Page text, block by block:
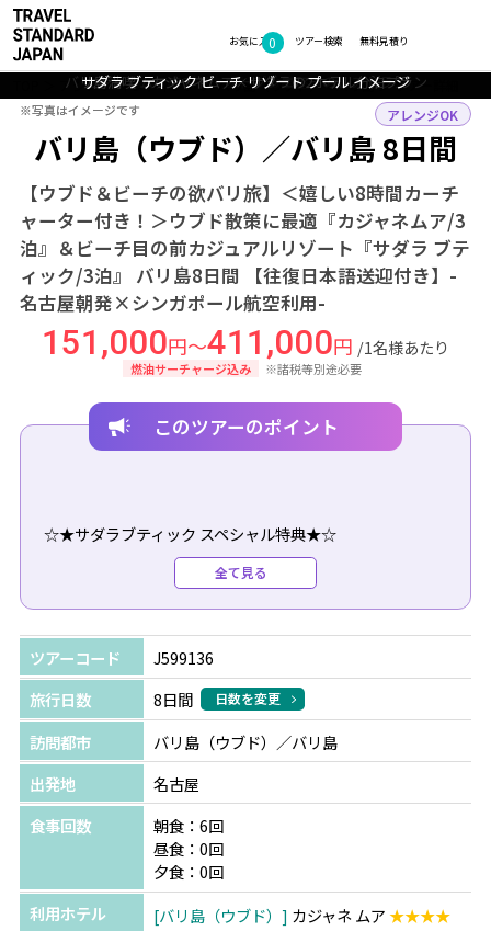
お気に入り
0 無料見積り
ツアー検索
アジア インドネシア バリ島（ウブド）・バリ島 ツアー詳細
バリ島（ウブド）／バリ島 8日間
【ウブド＆ビーチの欲バリ旅】＜嬉しい8時間カーチ
ャーター付き！＞ウブド散策に最適『カジャネムア/3
泊』＆ビーチ目の前カジュアルリゾート『サダラ ブテ
ィック/3泊』 バリ島8日間 【往復日本語送迎付き】-
名古屋朝発×シンガポール航空利用-
アレンジOK
151,000円～411,000円 /1名様あたり
燃油サーチャージ込み ※諸税等別途必要
カジャネムアウブド お部屋イメージ
カジャネムアウブド オープンエアーのレストラン
バリ島満喫 カジャネムア×サダラの2ホテル分泊プラン
サダラ ブティック ビーチ リゾート プール イメージ
サダラ ブティック ビーチ リゾート プール イメージ
フォトギャラリー
※写真はイメージです
※写真はイメージです
このツアーのポイント
☆★サダラブティック スペシャル特典★☆
【3泊特典】※27/03/31まで(7/1～8/31、12/23～1/4の期
◆スタッフお勧め！ポークリブセットランチ1回♪
◆30分のバリ式マッサージ1回
＜TSJだけの限定特典＞
特典の8時間カーチャーターご利用時に限り、ご案内可能
です。
※早割特典はA～Fの中からいずれか1つ
※ご利用希望の場合は、ツアーご予約時にお申し付けくだ
◆ご出発90日前までのご予約
全て見る
ツアーコード
J599136
旅行日数
8日間 日数を変更
訪問都市
バリ島（ウブド）／バリ島
出発地
名古屋
食事回数
朝食：6回
昼食：0回
夕食：0回
利用ホテル
バリ島（ウブド） カジャネ ムア★★★★